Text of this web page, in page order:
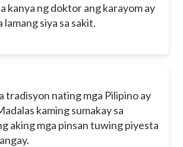
kanya ng doktor ang karayom ay
lamang siya sa sakit.
tradisyon nating mga Pilipino ay
kaming sumakay sa
aking mga pinsan tuwing piyesta